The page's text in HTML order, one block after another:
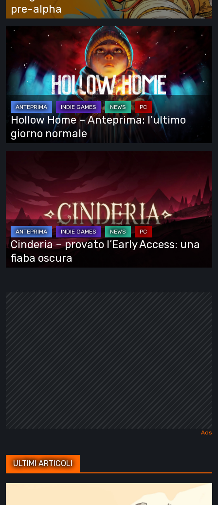
alpha
pre-alpha
Hollow
Home
Anteprima:
l’ultimo
giorno
normale
Hollow Home – Anteprima: l’ultimo
giorno normale
provato
l’Early
Access:
una
fiaba
oscura
Cinderia – provato l’Early Access: una
fiaba oscura
ULTIMI ARTICOLI